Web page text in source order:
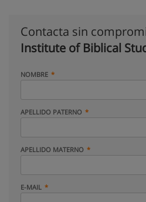
Contacta sin
Institute of Biblical
NOMBRE
APELLIDO PATERNO
APELLIDO MATERNO
E-MAIL